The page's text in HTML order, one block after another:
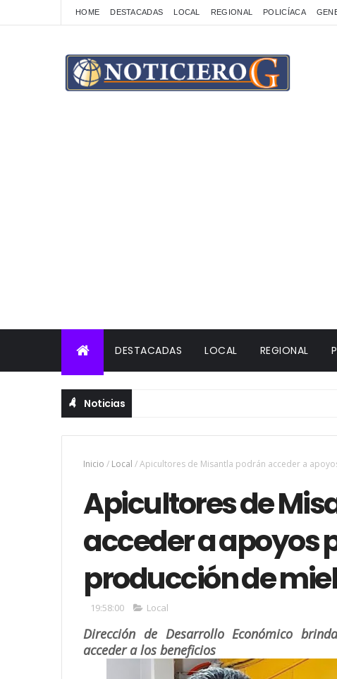
HOME DESTACADAS LOCAL REGIONAL POLICÍACA
DESTACADAS LOCAL REGIONAL
Noticias
Inicio / Local /Apicultores de Misantla podrán acceder a
Apicultores de
acceder a apoyos
producción de
19:58:00 Local
Dirección de Desarrollo Económico
acceder a los beneficios